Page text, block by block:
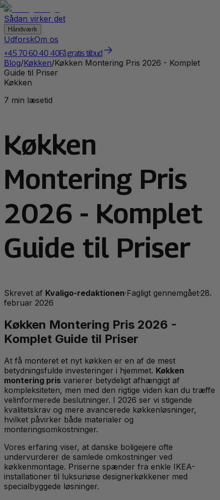
Sådan virker det
Håndværk
UdforskOm os
+45 70 60 40 40Få gratis tilbud
Blog/Køkken/Køkken Montering Pris 2026 - Komplet
Guide til Priser
Køkken
7 min læsetid
Køkken
Montering Pris
2026 - Komplet
Guide til Priser
Skrevet af Kvaligo-redaktionen·Fagligt gennemgået·28.
februar 2026
Køkken Montering Pris 2026 -
Komplet Guide til Priser
At få monteret et nyt køkken er en af de mest
betydningsfulde investeringer i hjemmet. Køkken
montering pris varierer betydeligt afhængigt af
kompleksiteten, men med den rigtige viden kan du træffe
velinformerede beslutninger. I 2026 ser vi stigende
kvalitetskrav og mere avancerede køkkenløsninger,
hvilket påvirker både materialer og
monteringsomkostninger.
Vores erfaring viser, at danske boligejere ofte
undervurderer de samlede omkostninger ved
køkkenmontage. Priserne spænder fra enkle IKEA-
installationer til luksuriøse designerkøkkener med
specialbyggede løsninger.